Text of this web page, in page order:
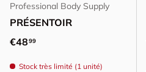
Professional Body Supply
PRÉSENTOIR
Prix habituel
€4899
Stock très limité (1 unité)